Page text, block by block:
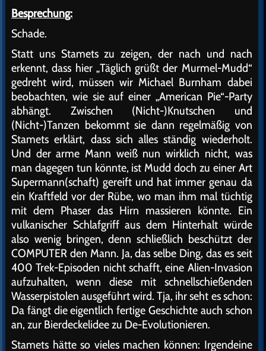
Besprechung:
Schade.
Statt uns Stamets zu zeigen, der nach und nach
erkennt, dass hier „Täglich grüßt der Murmel-Mudd“
gedreht wird, müssen wir Michael Burnham dabei
beobachten, wie sie auf einer „American Pie“-Party
abhängt. Zwischen (Nicht-)Knutschen und
(Nicht-)Tanzen bekommt sie dann regelmäßig von
Stamets erklärt, dass sich alles ständig wiederholt.
Und der arme Mann weiß nun wirklich nicht, was
man dagegen tun könnte, ist Mudd doch zu einer Art
Supermann(schaft) gereift und hat immer genau da
ein Kraftfeld vor der Rübe, wo man ihm mal tüchtig
mit dem Phaser das Hirn massieren könnte. Ein
vulkanischer Schlafgriff aus dem Hinterhalt würde
also wenig bringen, denn schließlich beschützt der
COMPUTER den Mann. Ja, das selbe Ding, das es seit
400 Trek-Episoden nicht schafft, eine Alien-Invasion
aufzuhalten, wenn diese mit schnellschießenden
Wasserpistolen ausgeführt wird. Tja, ihr seht es schon:
Da fängt die eigentlich fertige Geschichte auch schon
an, zur Bierdeckelidee zu De-Evolutionieren.
Stamets hätte so vieles machen können: Irgendeine